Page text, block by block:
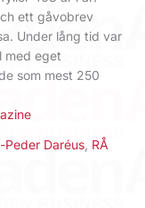
ett gåvobrev
Under lång tid var
med eget
som mest 250
Peder Daréus RÅ